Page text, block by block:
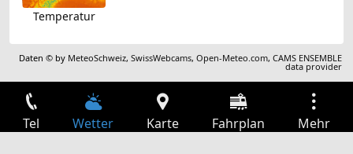
Temperatur
Daten © by MeteoSchweiz,SwissWebcams,Open-Meteo.com,CAMS ENSEMBLE
data provider
Tel Wetter Karte Fahrplan Mehr